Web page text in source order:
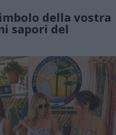
della vostra
sapori del